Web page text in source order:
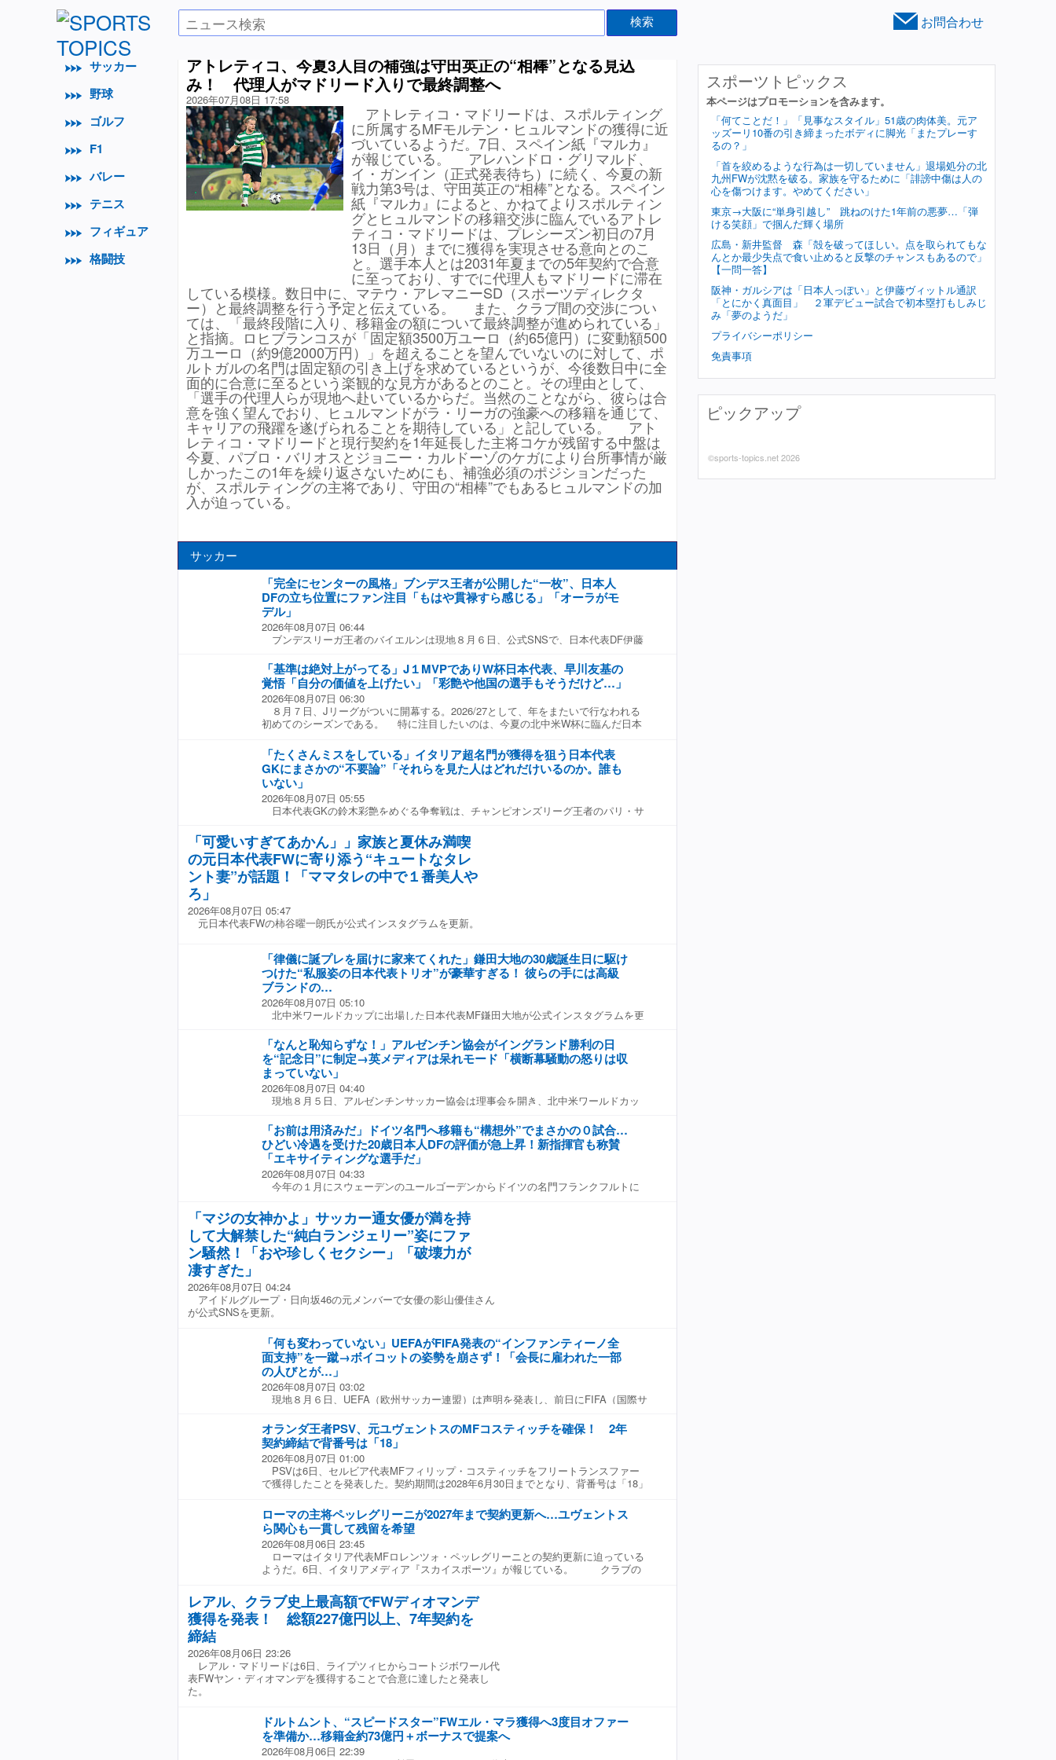
検索 お問合わせ
サッカー
野球
ゴルフ
F1
バレー
テニス
フィギュア
格闘技
スポーツトピックス
本ページはプロモーションを含みます。
「何てことだ！」「見事なスタイル」51歳の肉体美。元ア
ッズーリ10番の引き締まったボディに脚光「またプレーす
るの？」
「首を絞めるような行為は一切していません」退場処分の北
九州FWが沈黙を破る。家族を守るために「誹謗中傷は人の
心を傷つけます。やめてください」
東京→大阪に“単身引越し” 跳ねのけた1年前の悪夢…「弾
ける笑顔」で掴んだ輝く場所
広島・新井監督 森「殻を破ってほしい。点を取られてもな
んとか最少失点で食い止めると反撃のチャンスもあるので」
【一問一答】
阪神・ガルシアは「日本人っぽい」と伊藤ヴィットル通訳
「とにかく真面目」 ２軍デビュー試合で初本塁打もしみじ
み「夢のようだ」
プライバシーポリシー
免責事項
ピックアップ
©sports-topics.net 2026
アトレティコ、今夏3人目の補強は守田英正の“相棒”となる見込
み！ 代理人がマドリード入りで最終調整へ
2026年07月08日 17:58
アトレティコ・マドリードは、スポルティング
に所属するMFモルテン・ヒュルマンドの獲得に近
づいているようだ。7日、スペイン紙『マルカ』
が報じている。 アレハンドロ・グリマルド、
イ・ガンイン（正式発表待ち）に続く、今夏の新
戦力第3号は、守田英正の“相棒”となる。スペイン
紙『マルカ』によると、かねてよりスポルティン
グとヒュルマンドの移籍交渉に臨んでいるアトレ
ティコ・マドリードは、プレシーズン初日の7月
13日（月）までに獲得を実現させる意向とのこ
と。選手本人とは2031年夏までの5年契約で合意
に至っており、すでに代理人もマドリードに滞在
している模様。数日中に、マテウ・アレマニーSD（スポーツディレクタ
ー）と最終調整を行う予定と伝えている。 また、クラブ間の交渉につい
ては、「最終段階に入り、移籍金の額について最終調整が進められている」
と指摘。ロヒブランコスが「固定額3500万ユーロ（約65億円）に変動額500
万ユーロ（約9億2000万円）」を超えることを望んでいないのに対して、ポ
ルトガルの名門は固定額の引き上げを求めているというが、今後数日中に全
面的に合意に至るという楽観的な見方があるとのこと。その理由として、
「選手の代理人らが現地へ赴いているからだ。当然のことながら、彼らは合
意を強く望んでおり、ヒュルマンドがラ・リーガの強豪への移籍を通じて、
キャリアの飛躍を遂げられることを期待している」と記している。 アト
レティコ・マドリードと現行契約を1年延長した主将コケが残留する中盤は
今夏、パブロ・バリオスとジョニー・カルドーゾのケガにより台所事情が厳
しかったこの1年を繰り返さないためにも、補強必須のポジションだった
が、スポルティングの主将であり、守田の“相棒”でもあるヒュルマンドの加
入が迫っている。
サッカー
「完全にセンターの風格」ブンデス王者が公開した“一枚”、日本人
DFの立ち位置にファン注目「もはや貫禄すら感じる」「オーラがモ
デル」
2026年08月07日 06:44
ブンデスリーガ王者のバイエルンは現地８月６日、公式SNSで、日本代表DF伊藤
の３ショットを公開した。 上はユニホーム、下は普段着というコーデを着こなす
トリオの写真が数点アップロードされたなか、日本のファンが注目したのは、伊藤
が中央に位置した一枚だ。 SNS上では、次のような声が上がった。 「このメン
ツ豪華すぎる」 「CDのジャケット写真にしか見えない笑。洋輝が完全にセンターの
風格出してるの最高すぎる」 「伊藤洋輝の真ん中の立ち位置とオーラが完全にモデ
ルのそれでかっこよすぎる」 「」 「伊藤洋輝がビッグクラブに馴染みすぎててもは
在感を見せるのは嬉しいですね」 「伊藤洋輝選手を中心にこのメンツはアツすぎ
る！」 27歳のレフティが、ピッチ外でも存在感を発揮した。 構成●サッカーダイ
ジェストWeb編集部 【画像】日本代表DFが中央に！ドイツ王者が投稿した貴重なシ
ョット
「基準は絶対上がってる」J１MVPでありW杯日本代表、早川友基の
覚悟「自分の価値を上げたい」「彩艶や他国の選手もそうだけど…」
2026年08月07日 06:30
８月７日、Jリーグがついに開幕する。2026/27として、年をまたいで行なわれる
初めてのシーズンである。 特に注目したいのは、今夏の北中米W杯に臨んだ日本
め、出場機会はなかったものの、究極の大舞台を肌で感じた経験は、非常に大きな
ものとなった。 オープニングマッチとして国立競技場で開催される横浜F・マリ
ノス戦を前に、開幕イベントに出席した27歳の守護神は、W杯での戦いに触れなが
ら、個人としては「とにかく自分の価値を上げることに専念したい」と熱い思いを
覗かせた。 「自分の今まで積み上げてきたプレーと、今回ワールドカップで感じて
きたものは、自分の中ではかなり最高な材料だったので、より高いレベルという
くと思う。もう１レベル、２レベル上げていかないといけない。 （W杯の）会場の
雰囲気や、やる相手もそうだし、１か月半ぐらい代表のメンバーとずっと毎日練習
することは、すごく良い影響だったなと思っている。今までのプレーのアベレージ
をやるんじゃなくて、やっぱそこを基準に持っていきたい」 2025年のJ１制覇、
さらにはW杯参戦を経て、否が応でも周囲の期待値は上がっていく。 「百年構想リ
たいし、プラスアルファで苦手な部分というか...今回ワールドカップで感じたこ
と、彩艶や他国の選手のプレーもそうだけど、色んな感じたものを自分のプレーに
開幕戦の相手は、鹿島と同じく一度もJ２降格がない横浜FM。神奈川県出身の早
川は同クラブの下部組織で育っただけに、「古巣対戦への思いはある？」と尋ねる
と、笑顔で「もう何回も試合しているので、特に『これ！』といってはないけど」
と伝えた上での、次のような回答が返ってきた。 「簡単には勝たせてくれない相手
だし、いつも難しいゲームになる相手。攻守ともに自分たちが理想的なゲームを進
められればいいけど、今までのスコアを見てもらっても分かると思うけど、中々難
しい相手ではあるので、しっかり良い準備をして臨みたい」 2025年のJ１MVPは
大舞台を経て、さらに圧倒的な活躍を見せられるか。当然、日本代表での定位置確
保も狙っていく。 取材・文●有園僚真（サッカーダイジェストWeb編集部） 【画
像】美女がずらり！上田綺世、板倉滉ら日本代表を支える“女優＆モデル妻たち
「たくさんミスをしている」イタリア超名門が獲得を狙う日本代表
GKにまさかの“不要論”「それらを見た人はどれだけいるのか。誰も
いない」
2026年08月07日 05:55
日本代表GKの鈴木彩艶をめぐる争奪戦は、チャンピオンズリーグ王者のパリ・サ
を高く評価しているとされているイタリアの超名門ユベントスも獲得を画策してい
るものの、資金面の問題から、パリSGとの獲得競争に勝つのは難しいとみられてい
る。 ただ、マトベイ・サフォノフとリュカ・シュバリエを擁するパリSGで、出場
機会を得られるかは不透明で、パリSGがパルマから鈴木を獲得し、ユベントスにレ
ンタル移籍させるアイデアも浮上している。 一方で、ユベントスに日本代表守護
Repubblica』紙のドメニコ・マルケーゼ記者は、「グリエルモ・ヴィカーリオでも
スズキでも、（現正GKの）ディ・グレゴリオからの大きな前進にはならない」と主
える多くのミスを見てきた。それは疑いない。おそらくそれは、ユベントスの守護
神に許される以上のミスだった」 「だが、昨シーズンはチーム内が落ち着いていな
かったことも評価する必要がある。ブレーメルのようなディフェンダーのパフォー
マンスを見ても分かるだろう。常に確実だった彼だが、実際にはユベントスがチャ
ンピオンズリーグに出られなかったのは彼のミスによるものだった。それが真実
だ」 同記者は「選手は落ち着いた状況において評価されるべきと考える」と続け
た。 「そして、ディ・グレゴリオはヴィカーリオやスズキと比べてさほど劣ってい
たとは思わない。スズキはパルマでたくさんミスをしている。それらを見た人はど
れだけいるのだろうか。誰もいない」 GKの交代は必要ないと考えているようだ。
構成●サッカーダイジェストWeb編集部 「すごい額だったんで」日本代表主力が衝
撃告白！３月にまさかの“サウジ移籍”を決断→反対された人物を明かす「絶対にやめ
て」
「可愛いすぎてあかん」」家族と夏休み満喫
の元日本代表FWに寄り添う“キュートなタレ
ント妻”が話題！「ママタレの中で１番美人や
ろ」
2026年08月07日 05:47
元日本代表FWの柿谷曜一朗氏が公式インスタグラムを更新。
「律儀に誕プレを届けに家来てくれた」鎌田大地の30歳誕生日に駆け
つけた“私服姿の日本代表トリオ”が豪華すぎる！ 彼らの手には高級
ブランドの…
2026年08月07日 05:10
北中米ワールドカップに出場した日本代表MF鎌田大地が公式インスタグラムを更
ようだ。 鎌田はストーリーズに一枚の写真を掲載。「律儀に誕プレを届けに家来
てくれた」と綴り、建物のエントランスで並んで３ショットに収まる勇士たちの姿
を紹介した。ともにワールドカップを戦ったFW前田大然、DF瀬古歩夢、そしてDF
菅原由勢のトリオだ。 前田が手にして強調しているのが、鮮やかなグリーンの
ショッパー。イタリアの世界的ファッションブランド『ボッテガ・ヴェネタ』のも
ので、鎌田になにかしらのブランドグッズを贈呈したとみられる。やや大きめのよ
トWeb編集部 【画像】鎌田宅を訪問した“私服姿の日本代表トリオ”をチェック！
「なんと恥知らずな！」アルゼンチン協会がイングランド勝利の日
を“記念日”に制定→英メディアは呆れモード「横断幕騒動の怒りは収
まっていない」
2026年08月07日 04:40
現地８月５日、アルゼンチンサッカー協会は理事会を開き、北中米ワールドカッ
チームの日」と名付け、正式に記念日として制定した。 同協会は「この日は、
2026年ワールドカップ準決勝におけるアルビセレステ（代表チームの愛称）のイン
グランド戦での偉大で歴史的な勝利を記念するために選ばれました」と発表し、
「リオネル・スカローニ監督率いるチームは、イングランドに１点をリードされて
いましたが、エンソ・フェルナンデスとラウタロ・マルティネスのゴールによって
逆転し、国中を熱狂の渦に巻き込んだ。人びとは通りへあふれ出て勝利を祝いまし
Sun』は「なんと恥知らずな！ アルゼンチンはフォークランド横断幕騒動で怒りが
収まらないなか、イングランド戦勝利を記念する特別な日を制定したのだ」と銘打
った記事を掲載。「同国はイングランド戦での勝利を非常に価値あるものとして受
け止め、記念日まで設けたのである」となかば呆れたように事実を伝えた。 フォ
ークランド紛争は1982年に南大西洋の英領フォークランド諸島の領有権を巡って起
ゼンチン側が民間人を含む907名の犠牲者を出し、英国の勝利に終わった。 今回
のイングランド戦後、アルゼンチン代表の複数の選手がとった行動が物議を醸し
た。クリスティアン・ロメロ、リサンドロ・マルティネス、ジオバニ・ロ・チェル
のだ」と書かれた横断幕を手に勝利を祝ったのである。 『The Sun』紙は「選手た
ちによると、横断幕はスタンドのファンから手渡されたものだったようだが、まる
で言い訳にはならない」とばっさり。そのうえで「横断幕を掲げた選手たちには出
場停止処分を求める声が上がっており、FIFAはすでに調査を開始している。さらに
決勝のスペイン戦後にも複数の選手が乱闘騒ぎを起こし、いずれも該当者たちは
FIFAから制裁を受けるだろう」と報じた。 さらに、「FIFA懲戒規定によれば、規
補足しつつ、「アルゼンチンは2030年ワールドカップの共同開催国であるため、同
大会の予選を戦うことはない。そのため、仮に出場停止処分が科されたとしても、
その処分が適用されるのは2030年ワールドカップ初戦になる可能性がある」と予測
した。 構成●サッカーダイジェストWeb編集部 【画像】絶世の美女がずらり！ メッ
シ、ヤマル、ベリンガム、ハーランドら超大物に寄り添う“美しすぎる妻＆恋人た
ち”を厳選紹介！
「お前は用済みだ」ドイツ名門へ移籍も“構想外”でまさかの０試合…
ひどい冷遇を受けた20歳日本人DFの評価が急上昇！新指揮官も称賛
「エキサイティングな選手だ」
2026年08月07日 04:33
今年の１月にスウェーデンのユールゴーデンからドイツの名門フランクフルトに
に就任したアルベルト・リエラ監督から冷遇されたからだ。地元メディア
『Frankfurter Rundschau』は、「指揮官は小杉を無視し続け、選手自身がU-21チー
ム（５部）での活動を希望するほどだった。リエラ監督は彼に『お前は用済みだ』
と告げた」と報じていた。 ただ、アディ・ヒュッター新監督の下で、ようやく日
の目を見たようだ。左SBのレギュラーだったドイツ代表のナタニエル・ブラウンが
ともに小さくない期待を浴びている。 ドイツメディアは『ABSOLUT
FUSSBALL』は「ヒュッター監督は、トラブゾンスポルとの親善試合で３−０の勝利
を収めた後、彼を称賛した」と伝えている。 「ケイタはボールを扱うのが上手い。
り強さを強調し、『彼に対する私の印象は非常に良い』と述べた」 同メディア
は「若いサイドバックのペアでシーズンを始めるリスクが大きすぎるのではないか
という懸念がクラブ内には存在する。バウムはこれまでにブンデスリーガで96試合
に出場しているが、コスギはブンデスリーガでの出場時間はゼロである」と指摘し
つつ、こう続ける。 「バウムとコスギに欠けているのは経験だ。彼らの実力が長期
的にトップリーグで通用するかどうかはまだ証明されていない。しかし、フランク
ギが現状のままプレーを続けるのであれば、フランクフルトは彼らに成長に必要な
時間を与え、新たなサイドバックを獲得しない可能性もある」と綴っている。 日
本期待の逸材に大きなチャンスが巡ってきているのは間違いない。 構成●サッカー
ダイジェストWeb編集部 【記事】「粗末に扱いやがって」「ずいぶん失礼だな」日
本代表戦士の“悲報”にSNS愕然「かわいそう」
「マジの女神かよ」サッカー通女優が満を持
して大解禁した“純白ランジェリー”姿にファ
ン騒然！「おや珍しくセクシー」「破壊力が
凄すぎた」
2026年08月07日 04:24
アイドルグループ・日向坂46の元メンバーで女優の影山優佳さん
が公式SNSを更新。
「何も変わっていない」UEFAがFIFA発表の“インファンティーノ全
面支持”を一蹴→ボイコットの姿勢を崩さず！「会長に雇われた一部
の人びとが…」
2026年08月07日 03:02
現地８月６日、UEFA（欧州サッカー連盟）は声明を発表し、前日にFIFA（国際サ
明したことに激しく反発した。 インファンティーノ会長は男子・女子のワールド
カップやクラブワールドカップを実質的に管理する大会運営会社「FIFA Forward
Enterprise（FFE）」の設立プランを明かし、FIFAが過半数の株式を保有する一方
で、20〜30％を民間投資家へ売却する仰天案を発表。FFEを支持すればすべての協
会へ4000万ドル（約63億円）を提供するとも申し出ていた。 当然世界的なバッシ
ングに晒され、現地５日にモロッコのラバトでインファンティーノ会長、マティア
急会議を実施。FFE構想の撤廃を約束し、「誤りがあった」ことを認めた。各加盟
協会に書簡を送って謝罪するとともに、この問題について内部調査を実施すると説
明。そのうえで幹部らは、インファンティーノ会長への全面的な支持を確認したの
だ。 これを受けてUEFAは「UEFA加盟協会は、FIFA大会への不参加に付した条件
を極めて明確に示していた。第一に、主要大会売却案が撤回されること。第二に、
このような形でサッカーをゆがめようとする試みが二度と行われないとの保証が与
て、「UEFAは土曜日の声明で、インファンティーノ会長の体制に対する信頼を失っ
たことを極めて明確にした。その立場に変わりはない」と主張し、「昨日、FIFA会
長に雇われ、そのキャリアが会長の意向に左右される一部の人びとが彼に同意して
決姿勢を鮮明にした。 英公共放送『BBC』電子版は「UEFAはボイコットの可能
性はなお残ると表明」と銘打ったレポートを掲載。「UEFAが懸念しているのは、今
回の会議が現体制の一部である職員たちの集まりだったという点だ。インファンテ
ィーノ会長が自身の計画について厳しい質問に答えるよう迫られたのかどうかは分
あったのか。そして、インファンティーノ会長自身が個人的な利益を得る立場にあ
ったのか、といった質問である」と続けた。 さらに同メディアは「FIFAは『過ち
が認められた』『謝罪が行なわれた』と述べたものの、この騒動について直接的な
責任の所在は示されなかった。UEFAは今なお、こうした重要な疑問への回答を求め
オランダ王者PSV、元ユヴェントスのMFコスティッチを確保！ 2年
契約締結で背番号は「18」
2026年08月07日 01:00
PSVは6日、セルビア代表MFフィリップ・コスティッチをフリートランスファー
で獲得したことを発表した。契約期間は2028年6月30日までとなり、背番号は「18」
スタート。左サイドを主戦場にこれまでシュトゥットガルトやフランクフルト、ユ
ヴェントスなどでプレーし、フランクフルト在籍時の2021−22シーズンには、鎌田大
地や長谷部誠らとともにUEFAヨーロッパリーグ制覇に貢献。セルビア代表としても
通算72キャップを刻んでいる。 昨シーズン限りで契約満了に伴い、ユヴェントス
を退団したコスティッチ。NECに所属する日本代表MF佐野航大の獲得も決定的と報
じられているオランダ王者PSVへの加入が正式に決定した。 コスティッチはクラ
があった時、すぐにアイントホーフェンに行きたいと思った。家族もここで居心地
よく過ごせるか確認したかったから、契約が決まるまでの少し時間がかかったが、
この移籍を心から喜んでいる」 「彼（イヴァン・ペリシッチ）は『こっちに来い
ブで大きな成功を収めたい。早くプレーを始めたいし、何よりも自分の足で“語りた
い”ね」
ローマの主将ペッレグリーニが2027年まで契約更新へ…ユヴェントス
ら関心も一貫して残留を希望
2026年08月06日 23:45
ローマはイタリア代表MFロレンツォ・ペッレグリーニとの契約更新に迫っている
ようだ。6日、イタリアメディア『スカイスポーツ』が報じている。 クラブの
了を迎えていたが、2027年6月30日までの契約更新に合意した模様だ。 今夏フリ
ーで獲得可能な状態となっていたことから、ルチアーノ・スパレッティ監督率いる
ユヴェントスへの移籍も噂されたが、ペッレグリーニ自身は、一貫してローマ残留
を希望していたとのこと。なお、同選手は昨シーズン終盤に太ももを負傷し、その
現在30歳のペッレグリーニは、ローマの下部組織出身で2015年3月にトップチームデ
ビューを飾った。2015年夏にサッスオーロへ移籍したものの、その2年後にローマは
買戻しオプションを行使し復帰。2021年からクラブのキャプテンに就任した。 な
スタンテとも契約延長に成功している。
レアル、クラブ史上最高額でFWディオマンデ
獲得を発表！ 総額227億円以上、7年契約を
締結
2026年08月06日 23:26
レアル・マドリードは6日、ライプツィヒからコートジボワール代
表FWヤン・ディオマンデを獲得することで合意に達したと発表し
た。
ドルトムント、“スピードスター”FWエル・マラ獲得へ3度目オファー
を準備か…移籍金約73億円＋ボーナスで提案へ
2026年08月06日 22:39